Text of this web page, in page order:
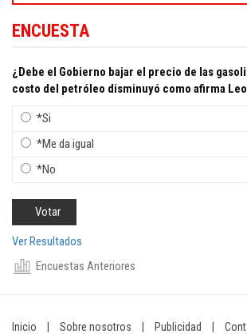
ENCUESTA
¿Debe el Gobierno bajar el precio de las
costo del petróleo disminuyó como afirma
*Si
*Me da igual
*No
Ver Resultados
Encuestas Anteriores
Inicio | Sobre nosotros | Publicidad |